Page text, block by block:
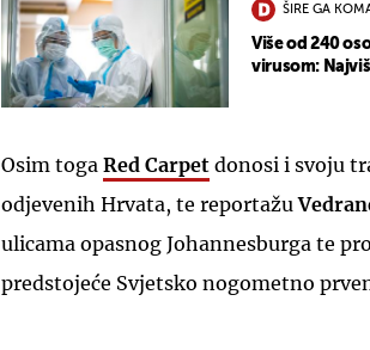
ŠIRE GA
Više od 240
virusom:
Osim toga Red Carpet donosi i svoju
odjevenih Hrvata, te reportažu
ulicama opasnog Johannesburga te
predstojeće Svjetsko nogometno